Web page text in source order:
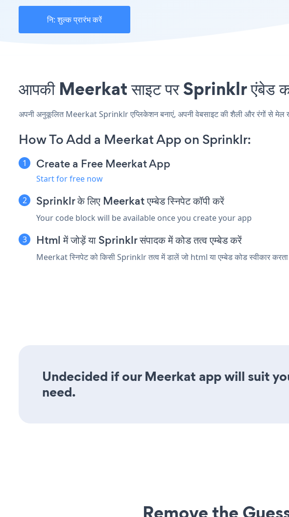
नि: शुल्क प्रारंभ करें
आपकी Meerkat साइट पर Sprinklr एंबेड
अपनी अनुकूलित Meerkat Sprinklr एप्लिकेशन बनाएं, अपनी वेबसाइट की शैली और रंगों से मेल
How To Add a Meerkat App on Sprinklr:
Create a Free Meerkat App
Start for free now
Sprinklr के लिए Meerkat एम्बेड स्निपेट कॉपी करें
Your code block will be available once you create your app
Html में जोड़ें या Sprinklr संपादक में कोड तत्व एम्बेड करें
Meerkat स्निपेट को किसी Sprinklr तत्व में डालें जो html या एम्बेड कोड स्वीकार
Undecided if our Meerkat app will suit
need.